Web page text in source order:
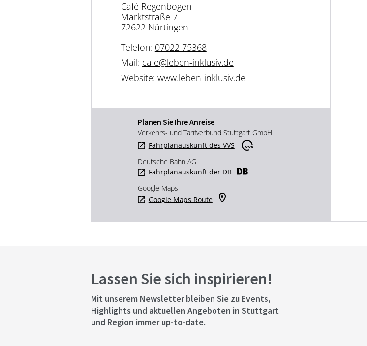
Café Regenbogen
Marktstraße 7
72622 Nürtingen
Telefon: 07022 75368
Mail: cafe@leben-inklusiv.de
Website: www.leben-inklusiv.de
Planen Sie Ihre Anreise
Verkehrs- und Tarifverbund Stuttgart GmbH
Fahrplanauskunft des VVS
Deutsche Bahn AG
Fahrplanauskunft der DB
Google Maps
Google Maps Route
Lassen Sie sich inspirieren!
Mit unserem Newsletter bleiben Sie zu Events,
Highlights und aktuellen Angeboten in Stuttgart
und Region immer up-to-date.